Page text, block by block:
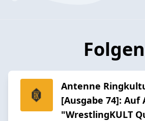
Folgen
Antenne
[Ausgabe 74]: Auf
"WrestlingKULT